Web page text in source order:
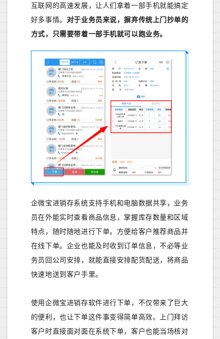
互联网的高速发展，让人们拿着一部手机就能搞定
好多事情。 对于业务员来说，摒弃传统上门抄单的
方式，只需要带着一部手机就可以跑业务。
企微宝进销存系统支持手机和电脑数据共享，业务
员在外能实时查看商品信息，掌握库存数量和区域
特点，随时随地进行下单。方便给客户推荐商品并
在线下单。企业也能及时收到订单信息，不必等业
务员回公司安排，就能直接安排配货配送，将商品
快速地送到客户手里。
使用企微宝进销存软件进行下单，不仅带来了巨大
的便利，也让下单这件事变得简单高效。上门拜访
客户时直接面对面在系统下单，客户也能当场核对